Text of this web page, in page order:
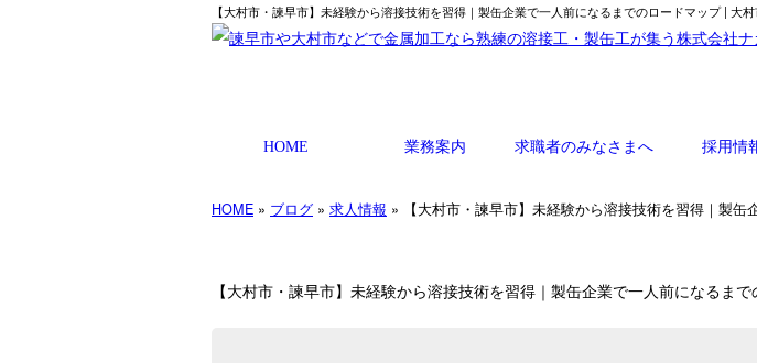
【大村市・諫早市】未経験から溶接技術を習得｜製缶企業で一人前になるまでのロードマップ | 大
HOME 業務案内 求職者のみなさまへ 採用情
HOME » ブログ » 求人情報 » 【大村市・諫早市】未経験から溶接技術を習得｜製缶
【大村市・諫早市】未経験から溶接技術を習得｜製缶企業で一人前になるま